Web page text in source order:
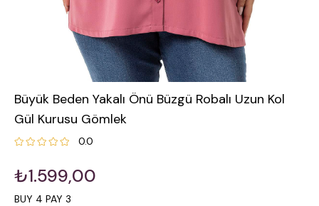
Büyük Beden Yakalı Önü Büzgü Robalı Uzun Kol
Gül Kurusu Gömlek
0.0
₺1.599,00
BUY 4 PAY 3